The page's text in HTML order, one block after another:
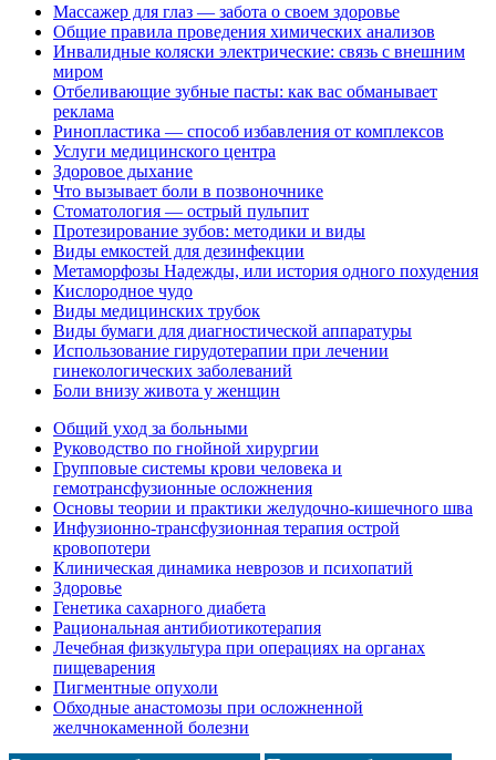
Массажер для глаз — забота о своем здоровье
Общие правила проведения химических анализов
Инвалидные коляски электрические: связь с внешним
миром
Отбеливающие зубные пасты: как вас обманывает
реклама
Ринопластика — способ избавления от комплексов
Услуги медицинского центра
Здоровое дыхание
Что вызывает боли в позвоночнике
Стоматология — острый пульпит
Протезирование зубов: методики и виды
Виды емкостей для дезинфекции
Метаморфозы Надежды, или история одного похудения
Кислородное чудо
Виды медицинских трубок
Виды бумаги для диагностической аппаратуры
Использование гирудотерапии при лечении
гинекологических заболеваний
Боли внизу живота у женщин
Общий уход за больными
Руководство по гнойной хирургии
Групповые системы крови человека и
гемотрансфузионные осложнения
Основы теории и практики желудочно-кишечного шва
Инфузионно-трансфузионная терапия острой
кровопотери
Клиническая динамика неврозов и психопатий
Здоровье
Генетика сахарного диабета
Рациональная антибиотикотерапия
Лечебная физкультура при операциях на органах
пищеварения
Пигментные опухоли
Обходные анастомозы при осложненной
желчнокаменной болезни